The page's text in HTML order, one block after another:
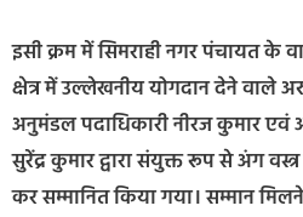
इसी क्रम में सिमराही नगर पंचायत के
क्षेत्र में उल्लेखनीय योगदान देने वाले
अनुमंडल पदाधिकारी नीरज कुमार
सुरेंद्र कुमार द्वारा संयुक्त रूप से अंग
कर सम्मानित किया गया। सम्मान